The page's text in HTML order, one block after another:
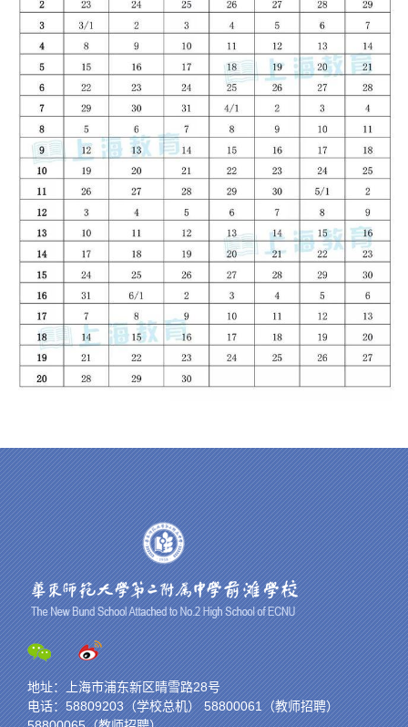
地址：上海市浦东新区晴雪路28号
电话：58809203（学校总机） 58800061（教师招聘）